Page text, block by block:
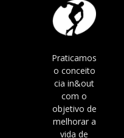
Praticamos
o conceito
cia in&out
com o
objetivo de
melhorar a
vida de